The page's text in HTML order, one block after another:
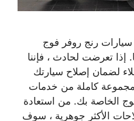
رنج روفر فوج
إذا تعرضت لحادث ، فإننا
لضمان إصلاح سيارتك
كاملة من خدمات
الخاصة بك. من استعادة
الأكثر جوهرية ، سوف